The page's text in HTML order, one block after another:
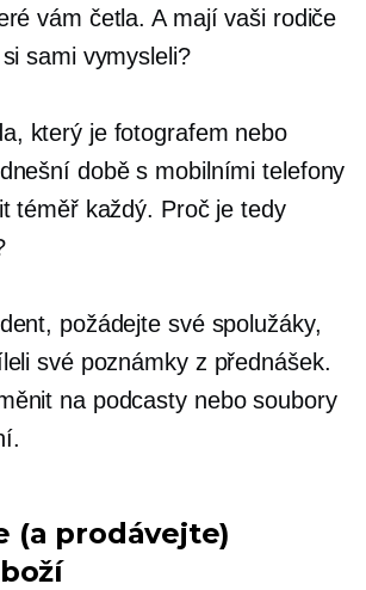
vám četla. A mají vaši rodiče
sami vymysleli?
který je fotografem nebo
době s mobilními telefony
téměř každý. Proč je tedy
požádejte své spolužáky,
své poznámky z přednášek.
na podcasty nebo soubory
(a prodávejte)